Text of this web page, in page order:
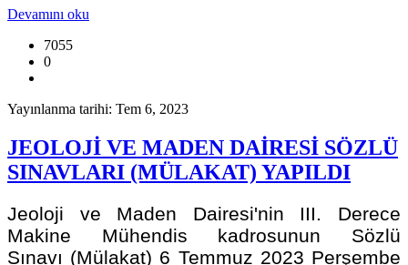
Devamını oku
7055
0
Yayınlanma tarihi: Tem 6, 2023
JEOLOJİ VE MADEN DAİRESİ SÖZLÜ
SINAVLARI (MÜLAKAT) YAPILDI
Jeoloji ve Maden Dairesi'nin III. Derece
Makine Mühendis kadrosunun Sözlü
Sınavı (Mülakat) 6 Temmuz 2023 Perşembe